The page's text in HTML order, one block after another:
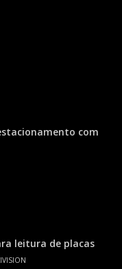
com
leitura de placas